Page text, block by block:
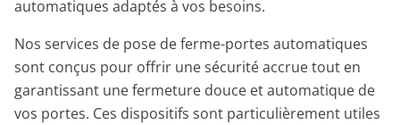
automatiques adaptés à vos besoins.
Nos services de pose de ferme-portes automatiques
sont conçus pour offrir une sécurité accrue tout en
garantissant une fermeture douce et automatique de
vos portes. Ces dispositifs sont particulièrement utiles